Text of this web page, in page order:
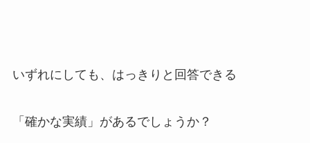
いずれにしても、はっきりと回答できる
「確かな実績」があるでしょうか？